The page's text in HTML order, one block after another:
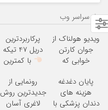
از سراسر وب
ویدیو هولناک از
جوان کارتن
خوابی که
آموزش رایگان
پرکاربردترین
دریل 47 تیکه
با کمترین
پایان دغدغه
هزینه های
دندان پزشکی با
رونمایی از
جدیدترین روش
لاغری آسان